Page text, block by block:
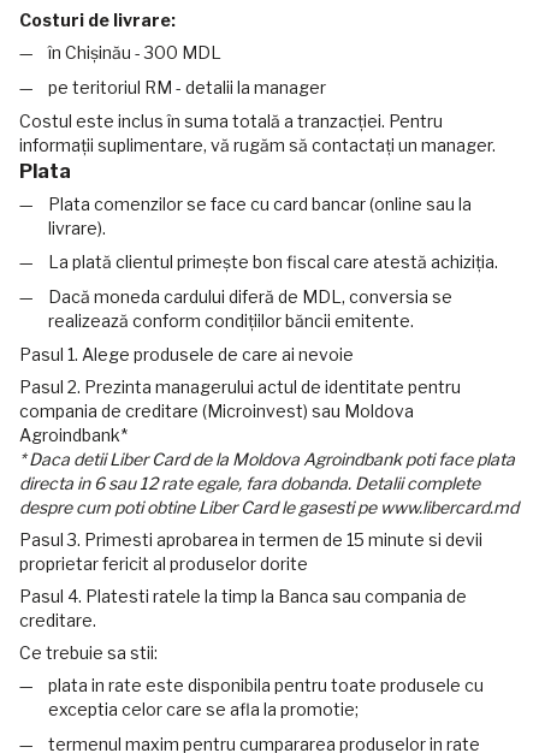
Costuri de livrare:
în Chișinău - 300 MDL
pe teritoriul RM - detalii la manager
Costul este inclus în suma totală a tranzacției. Pentru
informații suplimentare, vă rugăm să contactați un manager.
Plata
Plata comenzilor se face cu card bancar (online sau la
livrare).
La plată clientul primește bon fiscal care atestă achiziția.
Dacă moneda cardului diferă de MDL, conversia se
realizează conform condițiilor băncii emitente.
Pasul 1. Alege produsele de care ai nevoie
Pasul 2. Prezinta managerului actul de identitate pentru
compania de creditare (Microinvest) sau Moldova
Agroindbank*
* Daca detii Liber Card de la Moldova Agroindbank poti face plata
directa in 6 sau 12 rate egale, fara dobanda. Detalii complete
despre cum poti obtine Liber Card le gasesti pe www.libercard.md
Pasul 3. Primesti aprobarea in termen de 15 minute si devii
proprietar fericit al produselor dorite
Pasul 4. Platesti ratele la timp la Banca sau compania de
creditare.
Ce trebuie sa stii:
plata in rate este disponibila pentru toate produsele cu
exceptia celor care se afla la promotie;
termenul maxim pentru cumpararea produselor in rate